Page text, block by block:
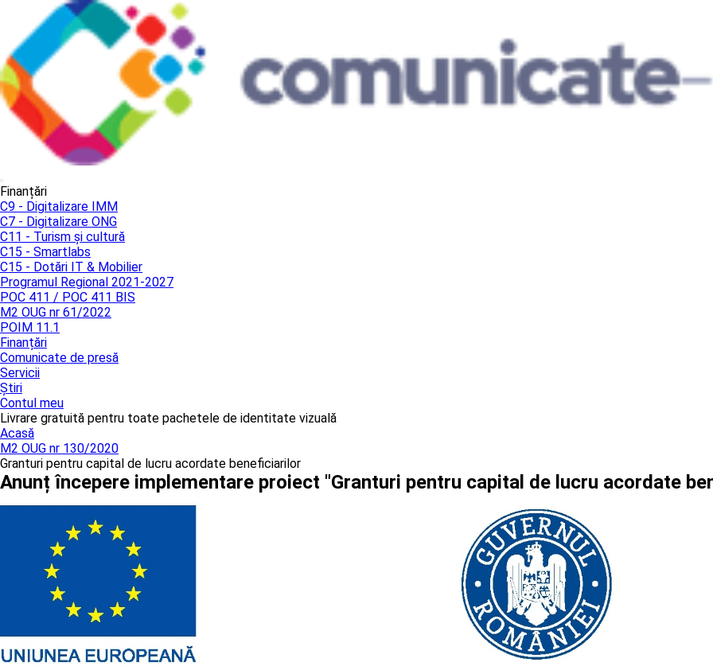
Finanțări
C9 - Digitalizare IMM
C7 - Digitalizare ONG
C11 - Turism și cultură
C15 - Smartlabs
C15 - Dotări IT & Mobilier
Programul Regional 2021-2027
POC 411 / POC 411 BIS
M2 OUG nr 61/2022
POIM 11.1
Finanțări
Comunicate de presă
Servicii
Știri
Contul meu
Livrare gratuită pentru toate pachetele de identitate vizuală
Acasă
M2 OUG nr 130/2020
Granturi pentru capital de lucru acordate beneficiarilor
Anunț începere implementare proiect "Granturi pentru capital de lucru acordate